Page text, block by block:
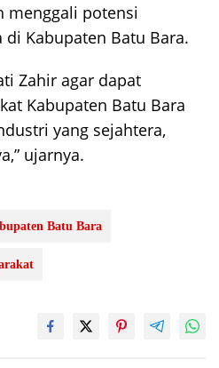
menggali potensi
di Kabupaten Batu Bara.
Zahir agar dapat
Kabupaten Batu Bara
yang sejahtera,
ujarnya.
Batu Bara